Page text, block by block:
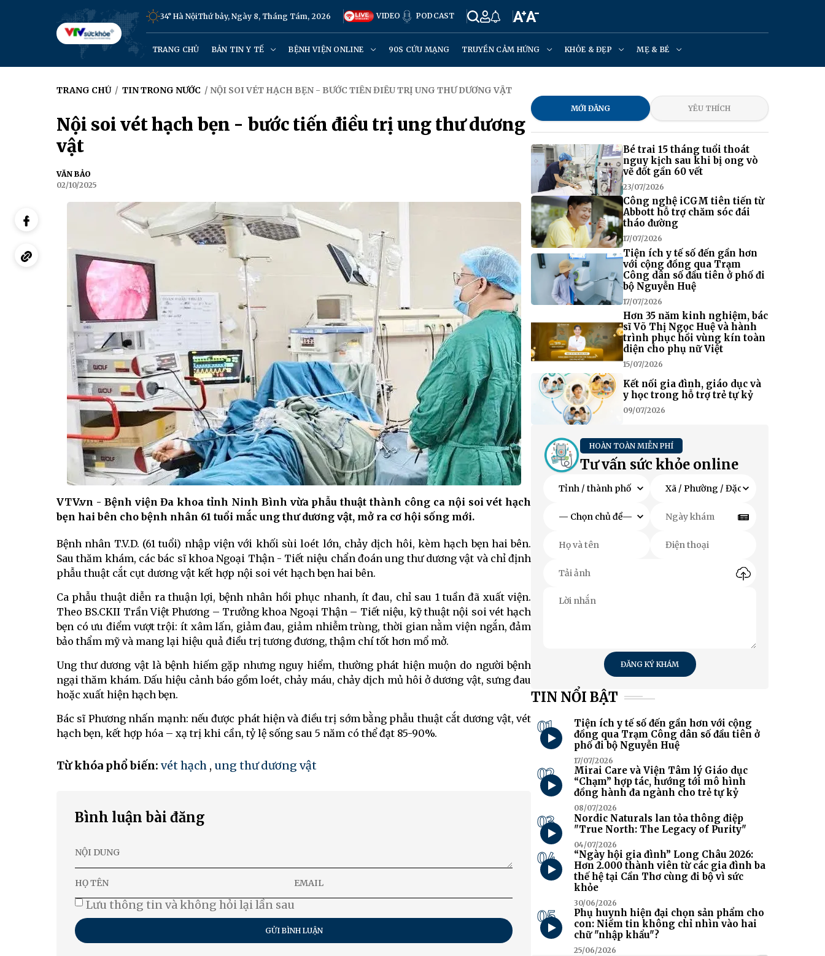
34° Hà NộiThứ bảy, Ngày 8, Tháng Tám, 2026 VIDEO PODCAST
TRANG CHỦ BẢN TIN Y TẾ BỆNH VIỆN ONLINE 90S CỨU MẠNG TRUYỀN CẢM HỨNG KHỎE & ĐẸP MẸ & BÉ
TRANG CHỦ / TIN TRONG NƯỚC / NỘI SOI VÉT HẠCH BẸN - BƯỚC TIẾN ĐIỀU TRỊ UNG THƯ DƯƠNG VẬT
Nội soi vét hạch bẹn - bước tiến điều trị ung thư dương
vật
VĂN BẢO
02/10/2025
VTV.vn - Bệnh viện Đa khoa tỉnh Ninh Bình vừa phẫu thuật thành công ca nội soi vét hạch
bẹn hai bên cho bệnh nhân 61 tuổi mắc ung thư dương vật, mở ra cơ hội sống mới.
Bệnh nhân T.V.D. (61 tuổi) nhập viện với khối sùi loét lớn, chảy dịch hôi, kèm hạch bẹn hai bên.
Sau thăm khám, các bác sĩ khoa Ngoại Thận - Tiết niệu chẩn đoán ung thư dương vật và chỉ định
phẫu thuật cắt cụt dương vật kết hợp nội soi vét hạch bẹn hai bên.
Ca phẫu thuật diễn ra thuận lợi, bệnh nhân hồi phục nhanh, ít đau, chỉ sau 1 tuần đã xuất viện.
Theo BS.CKII Trần Việt Phương – Trưởng khoa Ngoại Thận – Tiết niệu, kỹ thuật nội soi vét hạch
bẹn có ưu điểm vượt trội: ít xâm lấn, giảm đau, giảm nhiễm trùng, thời gian nằm viện ngắn, đảm
bảo thẩm mỹ và mang lại hiệu quả điều trị tương đương, thậm chí tốt hơn mổ mở.
Ung thư dương vật là bệnh hiếm gặp nhưng nguy hiểm, thường phát hiện muộn do người bệnh
ngại thăm khám. Dấu hiệu cảnh báo gồm loét, chảy máu, chảy dịch mủ hôi ở dương vật, sưng đau
hoặc xuất hiện hạch bẹn.
Bác sĩ Phương nhấn mạnh: nếu được phát hiện và điều trị sớm bằng phẫu thuật cắt dương vật, vét
hạch bẹn, kết hợp hóa – xạ trị khi cần, tỷ lệ sống sau 5 năm có thể đạt 85-90%.
Từ khóa phổ biến: vét hạch , ung thư dương vật
Bình luận bài đăng
Lưu thông tin và không hỏi lại lần sau
GỬI BÌNH LUẬN
MỚI ĐĂNG YÊU THÍCH
Bé trai 15 tháng tuổi thoát
nguy kịch sau khi bị ong vò
vẽ đốt gần 60 vết
23/07/2026
Công nghệ iCGM tiên tiến từ
Abbott hỗ trợ chăm sóc đái
tháo đường
17/07/2026
Tiện ích y tế số đến gần hơn
với cộng đồng qua Trạm
Công dân số đầu tiên ở phố đi
bộ Nguyễn Huệ
17/07/2026
Hơn 35 năm kinh nghiệm, bác
sĩ Võ Thị Ngọc Huệ và hành
trình phục hồi vùng kín toàn
diện cho phụ nữ Việt
15/07/2026
Kết nối gia đình, giáo dục và
y học trong hỗ trợ trẻ tự kỷ
09/07/2026
HOÀN TOÀN MIỄN PHÍ
Tư vấn sức khỏe online
ĐĂNG KÝ KHÁM
TIN NỔI BẬT
01
Tiện ích y tế số đến gần hơn với cộng
đồng qua Trạm Công dân số đầu tiên ở
phố đi bộ Nguyễn Huệ
17/07/2026
02
Mirai Care và Viện Tâm lý Giáo dục
“Chạm” hợp tác, hướng tới mô hình
đồng hành đa ngành cho trẻ tự kỷ
08/07/2026
03
Nordic Naturals lan tỏa thông điệp
"True North: The Legacy of Purity"
04/07/2026
04
“Ngày hội gia đình” Long Châu 2026:
Hơn 2.000 thành viên từ các gia đình ba
thế hệ tại Cần Thơ cùng đi bộ vì sức
khỏe
30/06/2026
05
Phụ huynh hiện đại chọn sản phẩm cho
con: Niềm tin không chỉ nhìn vào hai
chữ "nhập khẩu"?
25/06/2026